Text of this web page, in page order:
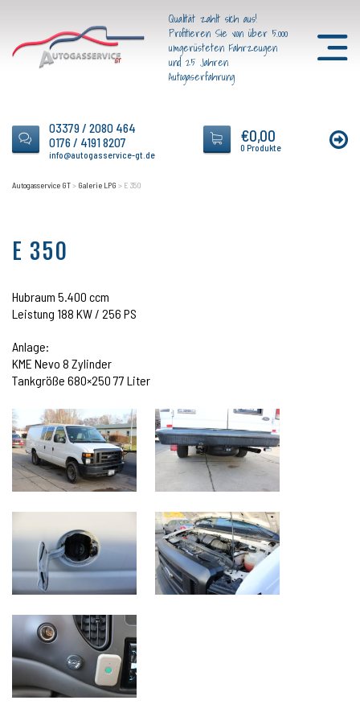
Qualität zahlt sich aus!
Profitieren Sie von über 5.000
umgerüsteten Fahrzeugen
und 25 Jahren
Autogaserfahrung
03379 / 2080 464
0176 / 4191 8207
info@autogasservice-gt.de
€0,00
0 Produkte
Autogasservice GT> Galerie LPG > E 350
E 350
Hubraum 5.400 ccm
Leistung 188 KW / 256 PS
Anlage:
KME Nevo 8 Zylinder
Tankgröße 680×250 77 Liter